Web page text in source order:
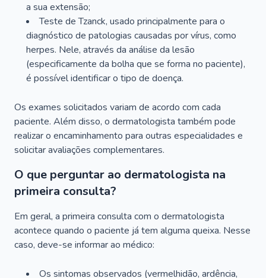
a sua extensão;
Teste de Tzanck, usado principalmente para o
diagnóstico de patologias causadas por vírus, como
herpes. Nele, através da análise da lesão
(especificamente da bolha que se forma no paciente),
é possível identificar o tipo de doença.
Os exames solicitados variam de acordo com cada
paciente. Além disso, o dermatologista também pode
realizar o encaminhamento para outras especialidades e
solicitar avaliações complementares.
O que perguntar ao dermatologista na
primeira consulta?
Em geral, a primeira consulta com o dermatologista
acontece quando o paciente já tem alguma queixa. Nesse
caso, deve-se informar ao médico:
Os sintomas observados (vermelhidão, ardência,